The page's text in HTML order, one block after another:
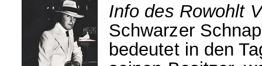
Info des Rowohlt
Schwarzer
bedeutet in den